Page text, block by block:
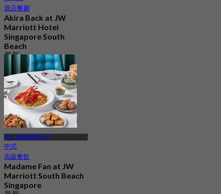
酒店餐廳
Akira Back at JW
Marriott Hotel
Singapore South
Beach
最新
4.4
起S$ 94
MRT 濱海藝術中心站
中式
高級餐飲
Madame Fan at JW
Marriott South Beach
Singapore